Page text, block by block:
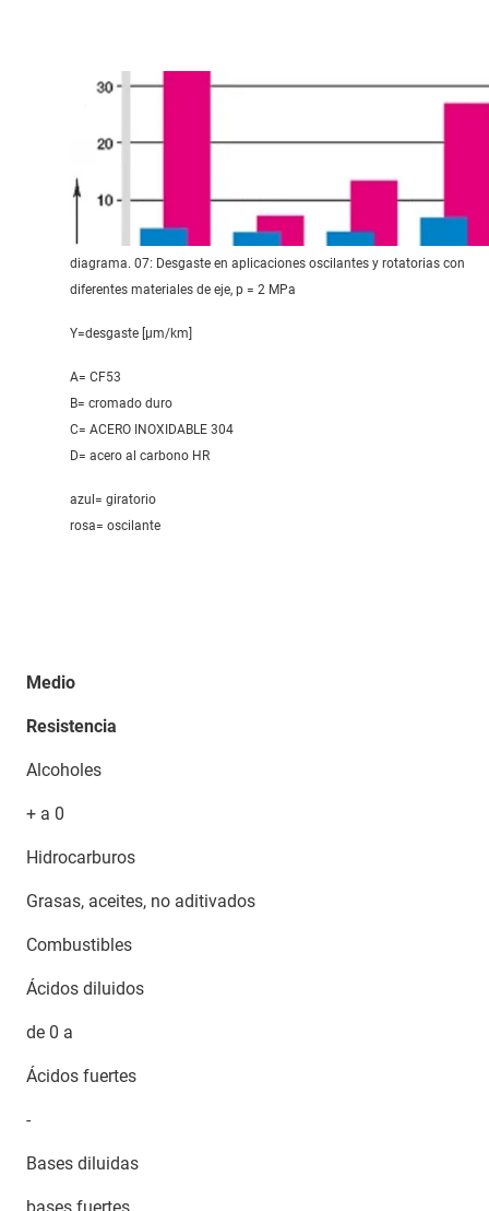
diagrama. 07: Desgaste en aplicaciones oscilantes y rotatorias con
diferentes materiales de eje, p = 2 MPa
Y=desgaste [μm/km]
A= CF53
B= cromado duro
C= ACERO INOXIDABLE 304
D= acero al carbono HR
azul= giratorio
rosa= oscilante
Medio
Resistencia
Alcoholes
+ a 0
Hidrocarburos
Grasas, aceites, no aditivados
Combustibles
Ácidos diluidos
de 0 a
Ácidos fuertes
-
Bases diluidas